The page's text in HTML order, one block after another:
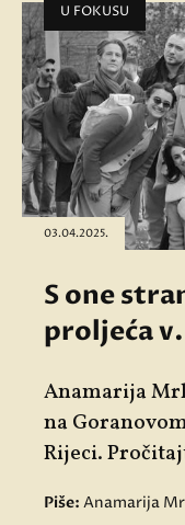
U FOKUSU
03.04.2025.
S one
proljeća
Anamarija
na
Rijeci.
Piše: Anamarija